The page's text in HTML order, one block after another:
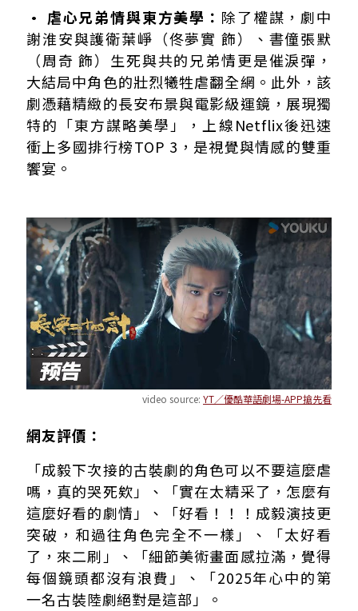
• 虐心兄弟情與東方美學： 除了權謀，劇中
謝淮安與護衛葉崢（佟夢實 飾）、書僮張默
（周奇 飾）生死與共的兄弟情更是催淚彈，
大結局中角色的壯烈犧牲虐翻全網。此外，該
劇憑藉精緻的長安布景與電影級運鏡，展現獨
特的「東方謀略美學」，上線Netflix後迅速
衝上多國排行榜TOP 3，是視覺與情感的雙重
饗宴。
video source: YT／優酷華語劇場-APP搶先看
網友評價：
「成毅下次接的古裝劇的角色可以不要這麼虐
嗎，真的哭死欸」、「實在太精采了，怎麼有
這麼好看的劇情」、「好看！！！成毅演技更
突破，和過往角色完全不一樣」、「太好看
了，來二刷」、「細節美術畫面感拉滿，覺得
每個鏡頭都沒有浪費」、「2025年心中的第
一名古裝陸劇絕對是這部」。